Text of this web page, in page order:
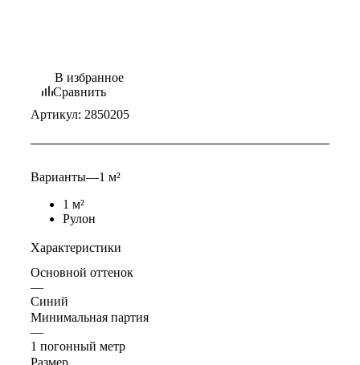
В избранное
Сравнить
Артикул: 2850205
Варианты—1 м²
1 м²
Рулон
Характеристики
Основной оттенок
—
Синий
Минимальная партия
—
1 погонный метр